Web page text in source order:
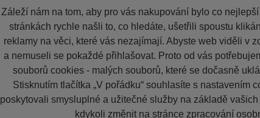
Záleží nám na tom, aby pro vás nakupování bylo co
stránkách rychle našli to, co hledáte, ušetřili spoustu
reklamy na věci, které vás nezajímají. Abyste web viděli v
a nemuseli se pokaždé přihlašovat. Proto od vás
souborů cookies - malých souborů, které se dočasně
Stisknutím tlačítka „V pořádku“ souhlasíte s nastavením
poskytovali smysluplné a užitečné služby na základě
kdykoli změnit na stránce zpracování